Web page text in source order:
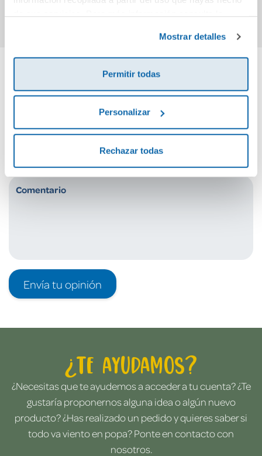
Mostrar detalles
Permitir todas
Personalizar
Rechazar todas
Cuéntanos tu opinión
¡Sé el primero en valorar este producto!
Envía tu opinión
¿Te ayudamos?
¿Necesitas que te ayudemos a acceder a tu cuenta? ¿Te
gustaría proponernos alguna idea o algún nuevo
producto? ¿Has realizado un pedido y quieres saber si
todo va viento en popa? Ponte en contacto con
nosotros.